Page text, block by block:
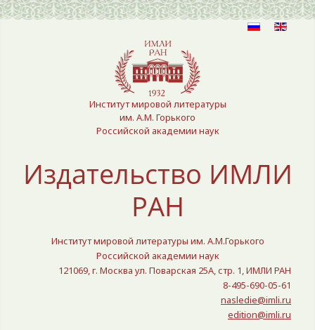
Выберите язык
Институт мировой литературы
им. А.М. Горького
Российской академии наук
Издательство ИМЛИ
РАН
Институт мировой литературы им. А.М.Горького
Российской академии наук
121069, г. Москва ул. Поварская 25A, стр. 1, ИМЛИ РАН
8-495-690-05-61
nasledie@imli.ru
edition@imli.ru